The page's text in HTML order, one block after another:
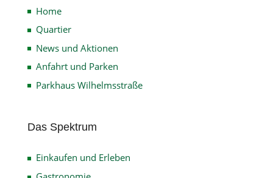
Home
Quartier
News und Aktionen
Anfahrt und Parken
Parkhaus Wilhelmsstraße
Das Spektrum
Einkaufen und Erleben